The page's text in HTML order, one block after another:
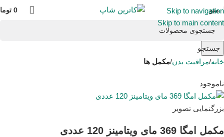
Skip to navigation
Skip to main content
منو 0
جستجو
خانه مراقبت بدن مکمل ها
ناموجود
بزرگنمایی تصویر
مکمل امگا 369 مای ویتامینز 120 عددی